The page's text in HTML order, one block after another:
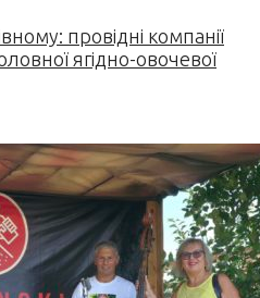
провідні компанії
ягідно-овочевої